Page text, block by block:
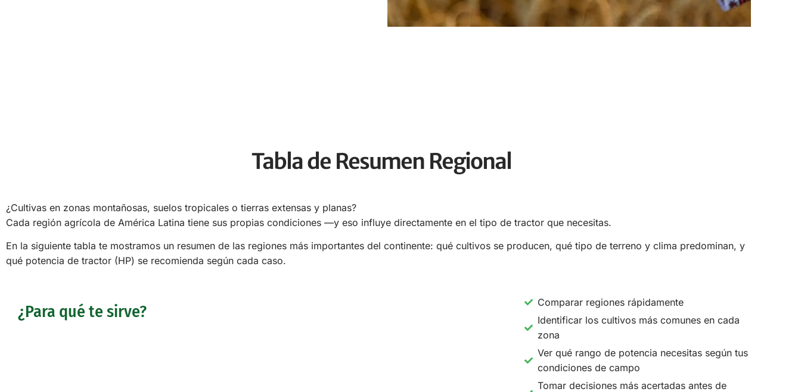
Tabla de Resumen Regional
¿Cultivas en zonas montañosas, suelos tropicales o tierras extensas y planas?
Cada región agrícola de América Latina tiene sus propias condiciones —y eso influye directamente en el tipo de tractor que necesitas.
En la siguiente tabla te mostramos un resumen de las regiones más importantes del continente: qué cultivos se producen, qué tipo de terreno y clima predominan, y
qué potencia de tractor (HP) se recomienda según cada caso.
¿Para qué te sirve?
Comparar regiones rápidamente
Identificar los cultivos más comunes en cada
zona
Ver qué rango de potencia necesitas según tus
condiciones de campo
Tomar decisiones más acertadas antes de